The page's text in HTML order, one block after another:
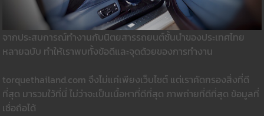
จากประสบการณ์ทำงานกับนิตยสารรถยนต์ชั้นนำของประเทศไทย
หลายฉบับ ทำให้เราพบทั้งข้อดีและจุดด้วยของการทำงาน
torquethailand.com จึงไม่แค่เพียงเว็บไซต์ แต่เราคัดกรองสิ่งที่ดี
ที่สุด มารวมใว้ที่นี่ ไม่ว่าจะเป็นเนื้อหาที่ดีที่สุด ภาพถ่ายที่ดีที่สุด ข้อมูลที่
เชื่อถือได้